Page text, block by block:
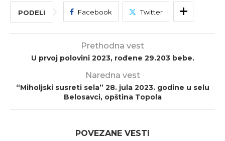
PODELI Facebook Twitter
Prethodna vest
U prvoj polovini 2023, rođene 29.203 bebe.
Naredna vest
“Miholjski susreti sela” 28. jula 2023. godine u selu
Belosavci, opština Topola
POVEZANE VESTI